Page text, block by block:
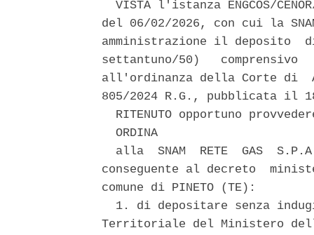
VISTA l'istanza ENGCOS/
del 06/02/2026, con cui la
amministrazione il deposito
settantuno/50)
all'ordinanza della Corte di
805/2024 R.G., pubblicata il
RITENUTO opportuno
  ORDINA
alla  SNAM  RETE  GAS
conseguente al decreto
comune di PINETO (TE):
1. di depositare senza
Territoriale del Ministero